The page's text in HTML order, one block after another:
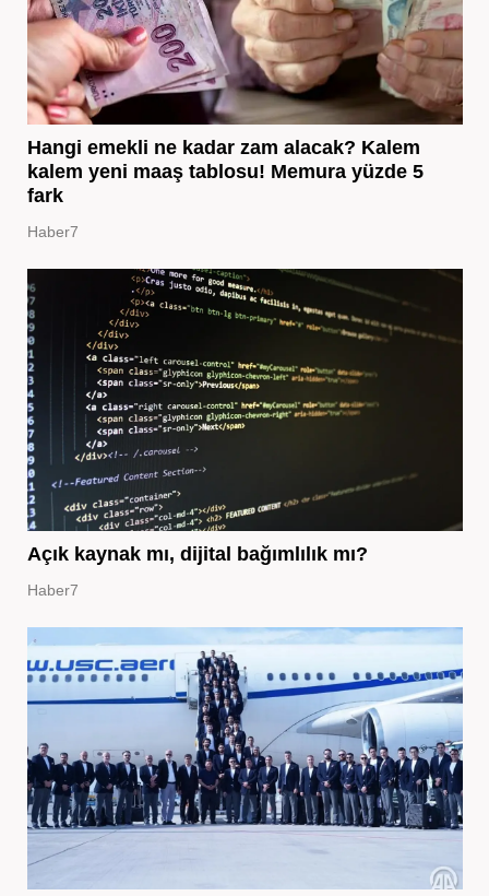
Hangi emekli ne kadar zam alacak? Kalem
kalem yeni maaş tablosu! Memura yüzde 5
fark
Haber7
Açık kaynak mı, dijital bağımlılık mı?
Haber7